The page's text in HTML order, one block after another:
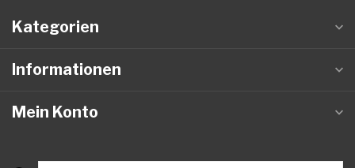
Kategorien
Informationen
Mein Konto